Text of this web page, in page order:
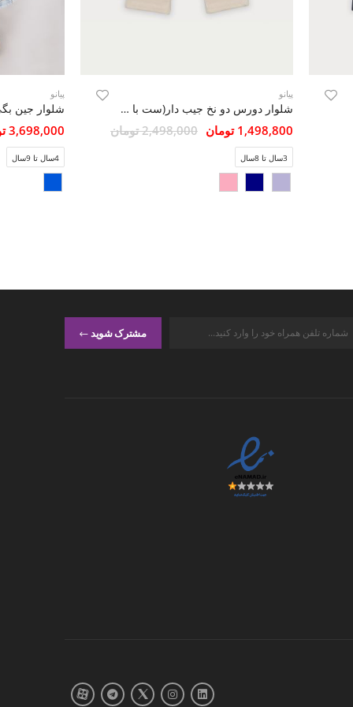
پیانو
شلوار دورس دو نخ جیب دار(ست با کد 10369)
1,498,800 تومان 2,498,000 تومان
3سال تا 8سال
پیانو
شلوار جین
3,698,000 تومان
4سال تا 9سال
مشترک شوید